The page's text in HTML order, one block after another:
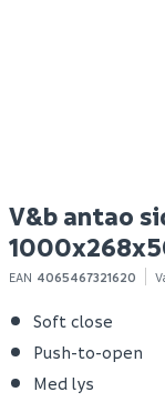
V&b antao
EAN 4065467321620
Soft close
Push-to-open
Med lys